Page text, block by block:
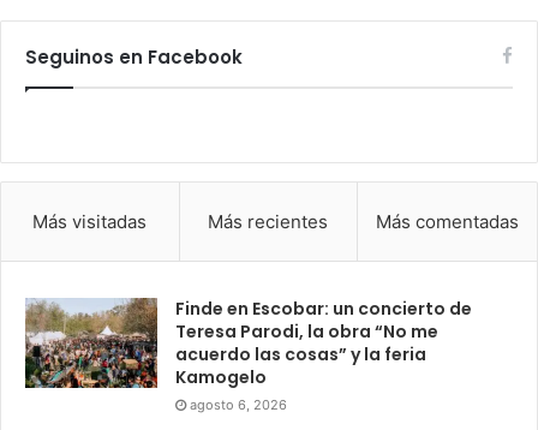
Seguinos en Facebook
Más visitadas Más recientes Más comentadas
Finde en Escobar: un concierto de
Teresa Parodi, la obra “No me
acuerdo las cosas” y la feria
Kamogelo
agosto 6, 2026